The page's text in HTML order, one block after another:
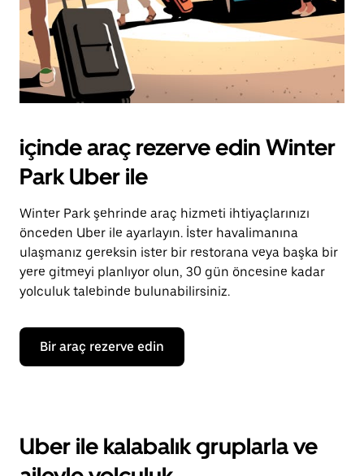
içinde araç rezerve edin Winter
Park Uber ile
Winter Park şehrinde araç hizmeti ihtiyaçlarınızı
önceden Uber ile ayarlayın. İster havalimanına
ulaşmanız gereksin ister bir restorana veya başka bir
yere gitmeyi planlıyor olun, 30 gün öncesine kadar
yolculuk talebinde bulunabilirsiniz.
Bir araç rezerve edin
Uber ile kalabalık gruplarla ve